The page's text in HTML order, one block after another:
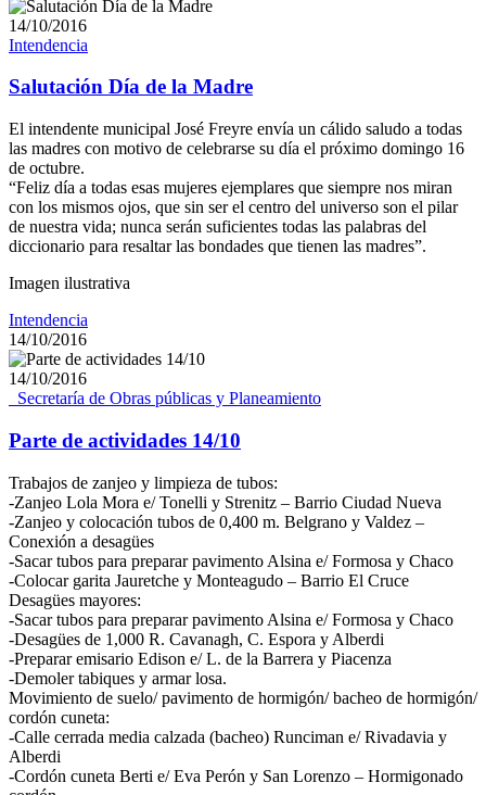
14/10/2016
Intendencia
Salutación Día de la Madre
El intendente municipal José Freyre envía un cálido saludo a todas
las madres con motivo de celebrarse su día el próximo domingo 16
de octubre.
“Feliz día a todas esas mujeres ejemplares que siempre nos miran
con los mismos ojos, que sin ser el centro del universo son el pilar
de nuestra vida; nunca serán suficientes todas las palabras del
diccionario para resaltar las bondades que tienen las madres”.
Imagen ilustrativa
Intendencia
14/10/2016
14/10/2016
_Secretaría de Obras públicas y Planeamiento
Parte de actividades 14/10
Trabajos de zanjeo y limpieza de tubos:
-Zanjeo Lola Mora e/ Tonelli y Strenitz – Barrio Ciudad Nueva
-Zanjeo y colocación tubos de 0,400 m. Belgrano y Valdez –
Conexión a desagües
-Sacar tubos para preparar pavimento Alsina e/ Formosa y Chaco
-Colocar garita Jauretche y Monteagudo – Barrio El Cruce
Desagües mayores:
-Sacar tubos para preparar pavimento Alsina e/ Formosa y Chaco
-Desagües de 1,000 R. Cavanagh, C. Espora y Alberdi
-Preparar emisario Edison e/ L. de la Barrera y Piacenza
-Demoler tabiques y armar losa.
Movimiento de suelo/ pavimento de hormigón/ bacheo de hormigón/
cordón cuneta:
-Calle cerrada media calzada (bacheo) Runciman e/ Rivadavia y
Alberdi
-Cordón cuneta Berti e/ Eva Perón y San Lorenzo – Hormigonado